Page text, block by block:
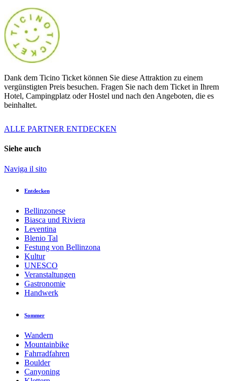
Dank dem Ticino Ticket können Sie diese Attraktion zu einem
vergünstigten Preis besuchen. Fragen Sie nach dem Ticket in Ihrem
Hotel, Campingplatz oder Hostel und nach den Angeboten, die es
beinhaltet.
ALLE PARTNER ENTDECKEN
Siehe auch
Naviga il sito
Entdecken
Bellinzonese
Biasca und Riviera
Leventina
Blenio Tal
Festung von Bellinzona
Kultur
UNESCO
Veranstaltungen
Gastronomie
Handwerk
Sommer
Wandern
Mountainbike
Fahrradfahren
Boulder
Canyoning